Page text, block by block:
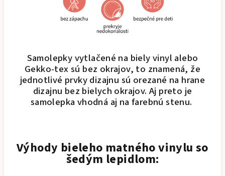
Samolepky vytlačené na biely vinyl alebo
Gekko-tex sú bez okrajov, to znamená, že
jednotlivé prvky dizajnu sú orezané na hrane
dizajnu bez bielych okrajov. Aj preto je
samolepka vhodná aj na farebnú stenu.
Výhody bieleho matného vinylu so
šedým lepidlom: